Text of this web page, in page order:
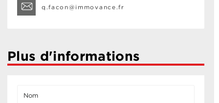
q.facon@immovance.fr
Plus d'informations